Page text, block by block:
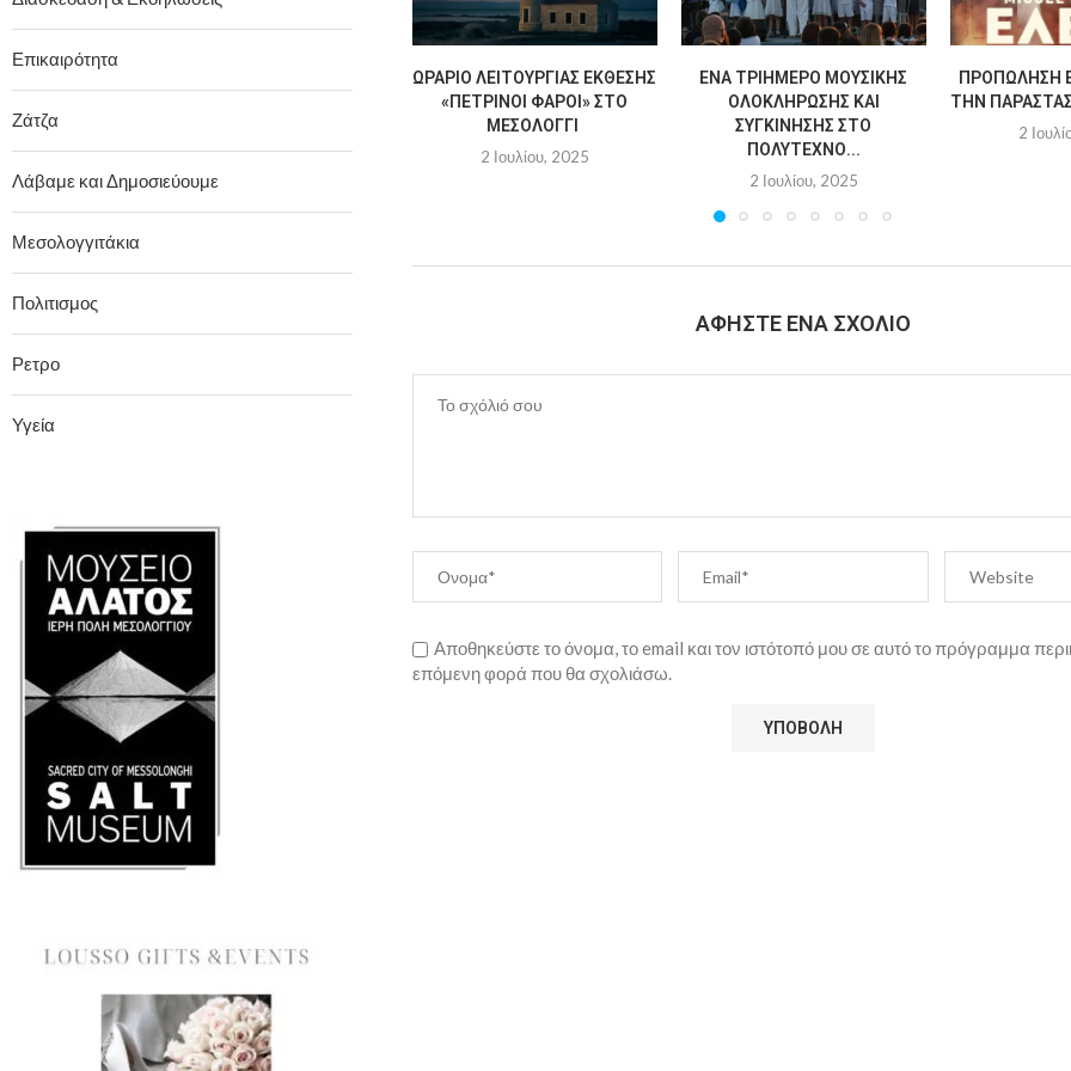
ΩΡΆΡΙΟ ΛΕΙΤΟΥΡΓΊΑΣ ΈΚΘΕΣΗΣ
«ΠΈΤΡΙΝΟΙ ΦΆΡΟΙ» ΣΤΟ
ΜΕΣΟΛΌΓΓΙ
2 Ιουλίου, 2025
ΈΝΑ ΤΡΙΉΜΕΡΟ ΜΟΥΣΙΚΉΣ
ΟΛΟΚΛΉΡΩΣΗΣ ΚΑΙ
ΣΥΓΚΊΝΗΣΗΣ ΣΤΟ
ΠΟΛΎΤΕΧΝΟ...
2 Ιουλίου, 2025
ΠΡΟΠΏΛΗΣΗ
ΤΗΝ
2
ΑΦΉΣΤΕ ΈΝΑ ΣΧΌΛΙΟ
Αποθηκεύστε το όνομα, το email και τον ιστότοπό μου σε αυτό το πρόγραμμα
επόμενη φορά που θα σχολιάσω.
Επικαιρότητα
Ζάτζα
Λάβαμε και Δημοσιεύουμε
Μεσολογγιτάκια
Πολιτισμος
Ρετρο
Υγεία